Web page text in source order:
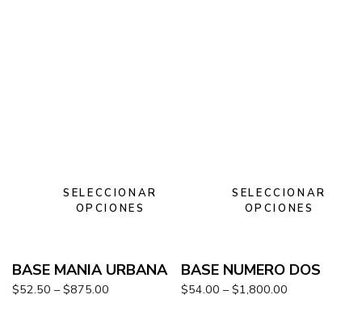
SELECCIONAR
OPCIONES
BASE MANIA URBANA
$52.50 – $875.00
SELECCIONAR
OPCIONES
BASE NUMERO DOS
$54.00 – $1,800.00